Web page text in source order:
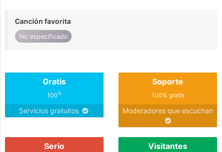
Canción favorita
No especificado
Gratis
100%
Servicios gratuitos
Soporte
100% gratis
Moderadores que escuchan
Serio Visitantes